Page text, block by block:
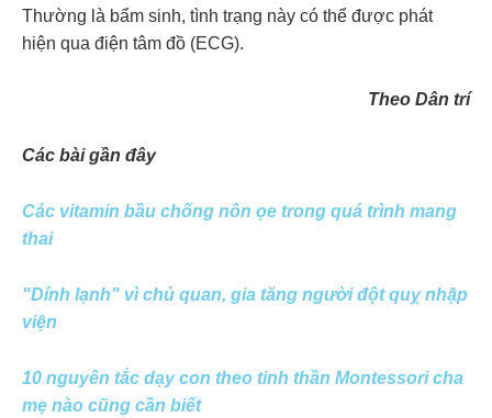
Thường là bẩm sinh, tình trạng này có thể được phát
hiện qua điện tâm đồ (ECG).
Theo Dân trí
Các bài gần đây
Các vitamin bầu chống nôn ọe trong quá trình mang
thai
"Dính lạnh" vì chủ quan, gia tăng người đột quỵ nhập
viện
10 nguyên tắc dạy con theo tinh thần Montessori cha
mẹ nào cũng cần biết